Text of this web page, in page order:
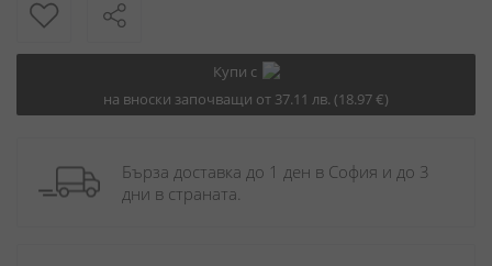
Купи с
на вноски започващи от 37.11 лв. (18.97 €)
Бърза доставка до 1 ден в София и до 3
дни в страната.